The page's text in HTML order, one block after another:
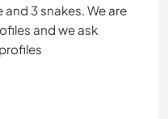
and 3 snakes. We are
and we ask